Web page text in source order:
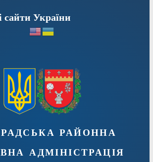
сайти України
районна
адміністрація